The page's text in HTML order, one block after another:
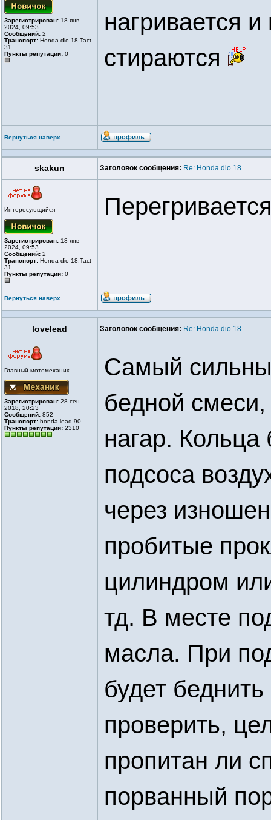
Зарегистрирован: 18 янв
2024, 09:53
Сообщений: 2
Транспорт: Honda dio 18,Tact
31
Пункты репутации: 0
нагривается
стираются
Вернуться наверх
skakun Заголовок сообщения: Re: Honda dio 18
Интересующийся
Зарегистрирован: 18 янв
2024, 09:53
Сообщений: 2
Транспорт: Honda dio 18,Tact
31
Пункты репутации: 0
Вернуться наверх
lovelead Заголовок сообщения: Re: Honda dio 18
Главный мотомеханик
Зарегистрирован: 28 сен
2018, 20:23
Сообщений: 852
Транспорт: honda lead 90
Пункты репутации: 2310
Самый
бедной
нагар.
подсоса
через
пробитые
цилиндром
тд. В месте
масла. При
будет
проверить,
пропитан ли
порванный